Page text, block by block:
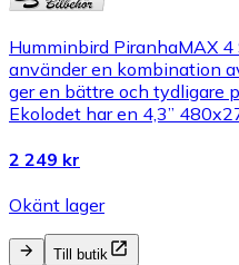
Humminbird PiranhaMAX
använder en kombination
ger en bättre och tydligare
Ekolodet har en 4,3”
2 249 kr
Okänt lager
Till butik